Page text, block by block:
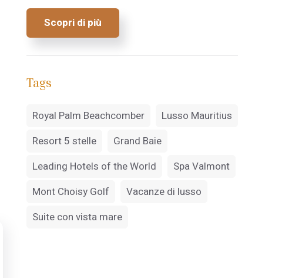
Scopri di più
Tags
Royal Palm Beachcomber
Lusso Mauritius
Resort 5 stelle
Grand Baie
Leading Hotels of the World
Spa Valmont
Mont Choisy Golf
Vacanze di lusso
Suite con vista mare